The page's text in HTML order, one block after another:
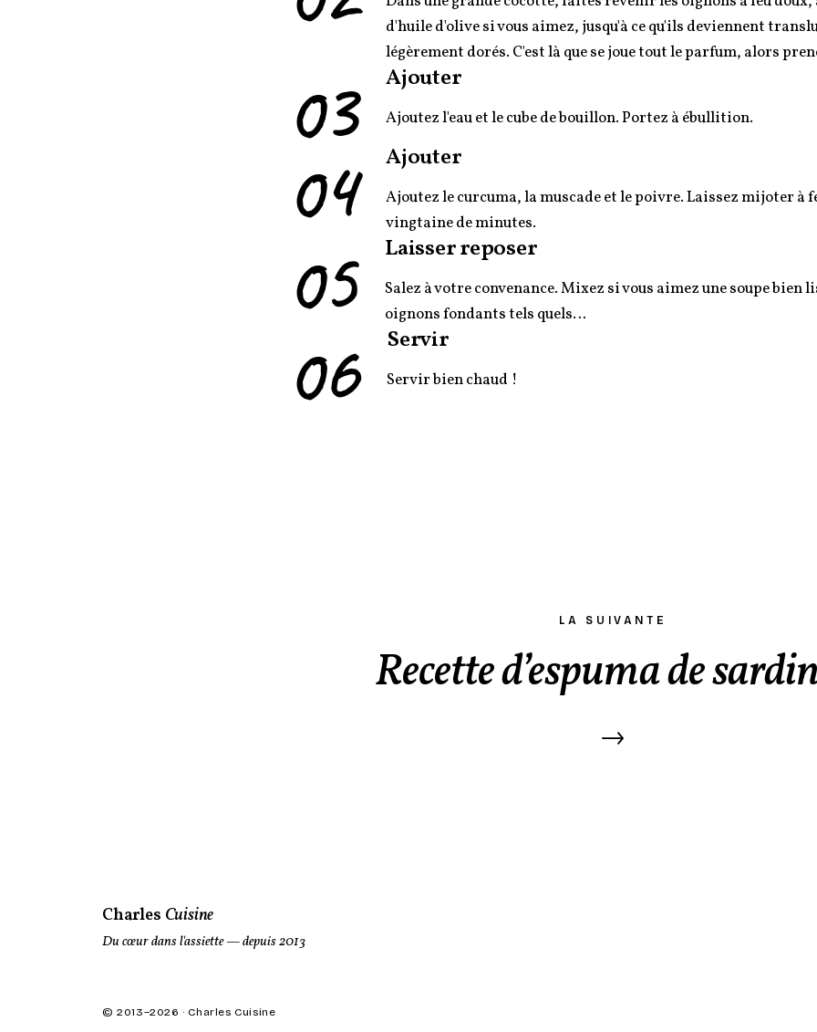
d'huile d'olive si vous aimez, jusqu'à ce qu'ils deviennent
légèrement dorés. C'est là que se joue tout le parfum, alors
03 Ajouter
Ajoutez l'eau et le cube de bouillon. Portez à ébullition.
04 Ajouter
Ajoutez le curcuma, la muscade et le poivre. Laissez mijoter à
vingtaine de minutes.
05 Laisser reposer
Salez à votre convenance. Mixez si vous aimez une soupe bien
oignons fondants tels quels…
06 Servir
Servir bien chaud !
LA SUIVANTE
Recette d’espuma de
→
Charles Cuisine
Du cœur dans l'assiette— depuis 2013
© 2013–2026 · Charles Cuisine